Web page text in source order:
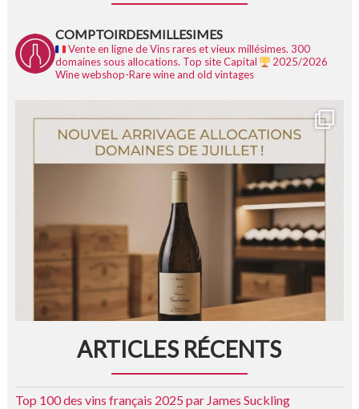
COMPTOIRDESMILLESIMES
Vente en ligne de Vins rares et vieux millésimes. 300
domaines sous allocations. Top site Capital
2025/2026
Wine webshop-Rare wine and old vintages
ARTICLES RÉCENTS
Top 100 des vins français 2025 par James Suckling